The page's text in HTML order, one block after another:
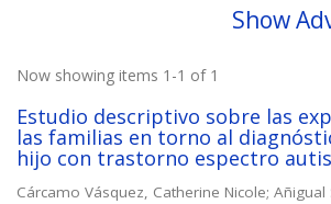
Show
Now showing items 1-1 of 1
Estudio descriptivo sobre las
las familias en torno al
hijo con trastorno espectro
Cárcamo Vásquez, Catherine Nicole; Añigual